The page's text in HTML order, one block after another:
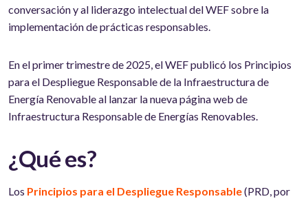
conversación y al liderazgo intelectual del WEF sobre la
implementación de prácticas responsables.
En el primer trimestre de 2025, el WEF publicó los Principios
para el Despliegue Responsable de la Infraestructura de
Energía Renovable al lanzar la nueva página web de
Infraestructura Responsable de Energías Renovables.
¿Qué es?
Los Principios para el Despliegue Responsable(PRD, por